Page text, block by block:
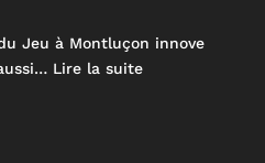
Jeu à Montluçon innove
Lire la suite: